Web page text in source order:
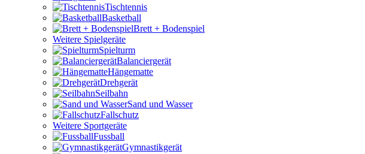
Tischtennis
Basketball
Brett + Bodenspiel
Weitere Spielgeräte
Spielturm
Balanciergerät
Hängematte
Drehgerät
Seilbahn
Sand und Wasser
Fallschutz
Weitere Sportgeräte
Fussball
Gymnastikgerät